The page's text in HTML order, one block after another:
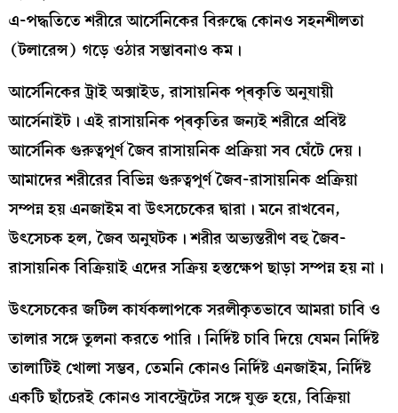
এ-পদ্ধতিতে শরীরে আর্সেনিকের বিরুদ্ধে কোনও সহনশীলতা
(টলারেন্স) গড়ে ওঠার সম্ভাবনাও কম।
আর্সেনিকের ট্রাই অক্সাইড, রাসায়নিক প্ৰকৃতি অনুযায়ী
আর্সেনাইট। এই রাসায়নিক প্ৰকৃতির জন্যই শরীরে প্রবিষ্ট
আর্সেনিক গুরুত্বপূর্ণ জৈব রাসায়নিক প্রক্রিয়া সব ঘেঁটে দেয়।
আমাদের শরীরের বিভিন্ন গুরুত্বপূর্ণ জৈব-রাসায়নিক প্রক্রিয়া
সম্পন্ন হয় এনজাইম বা উৎসচেকের দ্বারা। মনে রাখবেন,
উৎসেচক হল, জৈব অনুঘটক। শরীর অভ্যন্তরীণ বহু জৈব-
রাসায়নিক বিক্রিয়াই এদের সক্রিয় হস্তক্ষেপ ছাড়া সম্পন্ন হয় না।
উৎসেচকের জটিল কার্যকলাপকে সরলীকৃতভাবে আমরা চাবি ও
তালার সঙ্গে তুলনা করতে পারি। নির্দিষ্ট চাবি দিয়ে যেমন নির্দিষ্ট
তালাটিই খোলা সম্ভব, তেমনি কোনও নির্দিষ্ট এনজাইম, নির্দিষ্ট
একটি ছাঁচেরই কোনও সাবস্ট্রেটের সঙ্গে যুক্ত হয়ে, বিক্রিয়া